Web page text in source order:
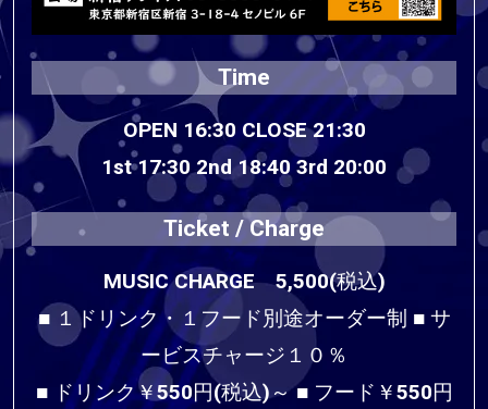
Time
OPEN 16:30 CLOSE 21:30
1st 17:30 2nd 18:40 3rd 20:00
Ticket / Charge
MUSIC CHARGE 5,500(税込)
■ １ドリンク・１フード別途オーダー制 ■ サ
ービスチャージ１０％
■ ドリンク￥550円(税込)～ ■ フード￥550円